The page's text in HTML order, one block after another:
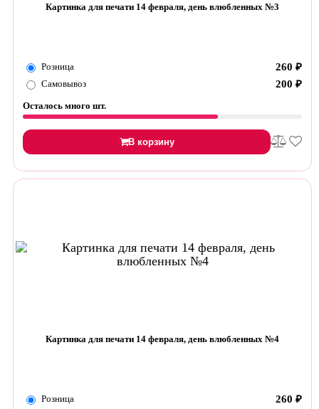
Картинка для печати 14 февраля, день влюбленных №3
Розница 260 ₽
Самовывоз 200 ₽
Осталось много шт.
В корзину
Картинка для печати 14 февраля, день влюбленных №4
Розница 260 ₽